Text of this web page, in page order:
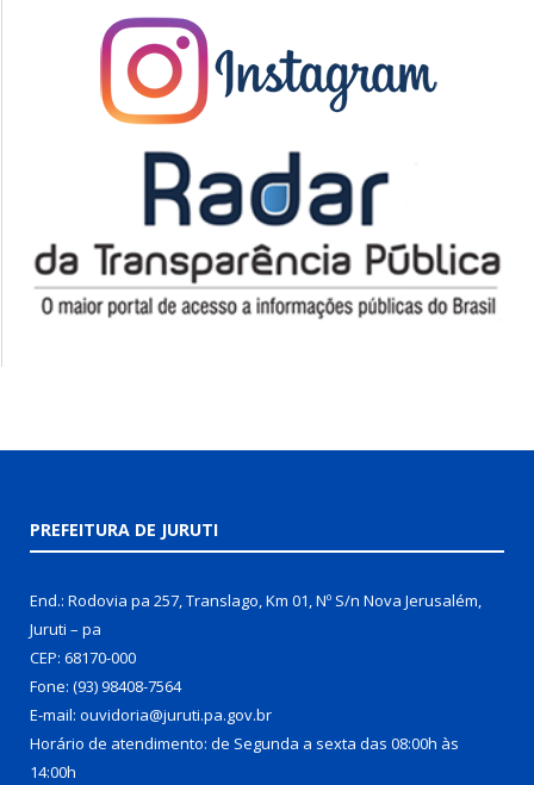
PREFEITURA DE JURUTI
End.: Rodovia pa 257, Translago, Km 01, Nº S/n Nova Jerusalém,
Juruti – pa
CEP: 68170-000
Fone: (93) 98408-7564
E-mail: ouvidoria@juruti.pa.gov.br
Horário de atendimento: de Segunda a sexta das 08:00h às
14:00h